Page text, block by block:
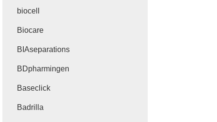
biocell
Biocare
BIAseparations
BDpharmingen
Baseclick
Badrilla